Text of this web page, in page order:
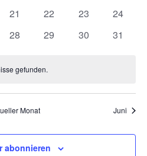
0
21
0
22
0
23
0
24
0
28
0
29
0
30
0
31
gefunden.
Monat Juni
abonnieren